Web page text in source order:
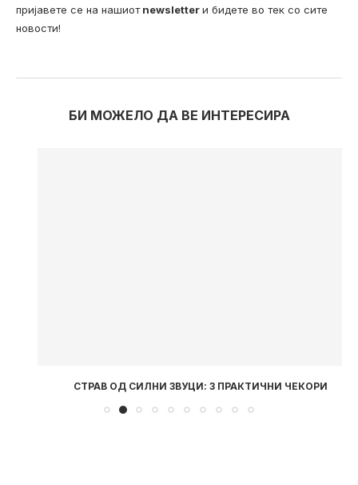
пријавете се на нашиотnewsletterи бидете во тек со сите
новости!
БИ МОЖЕЛО ДА ВЕ ИНТЕРЕСИРА
СТРАВ ОД СИЛНИ ЗВУЦИ: 3 ПРАКТИЧНИ ЧЕКОРИ